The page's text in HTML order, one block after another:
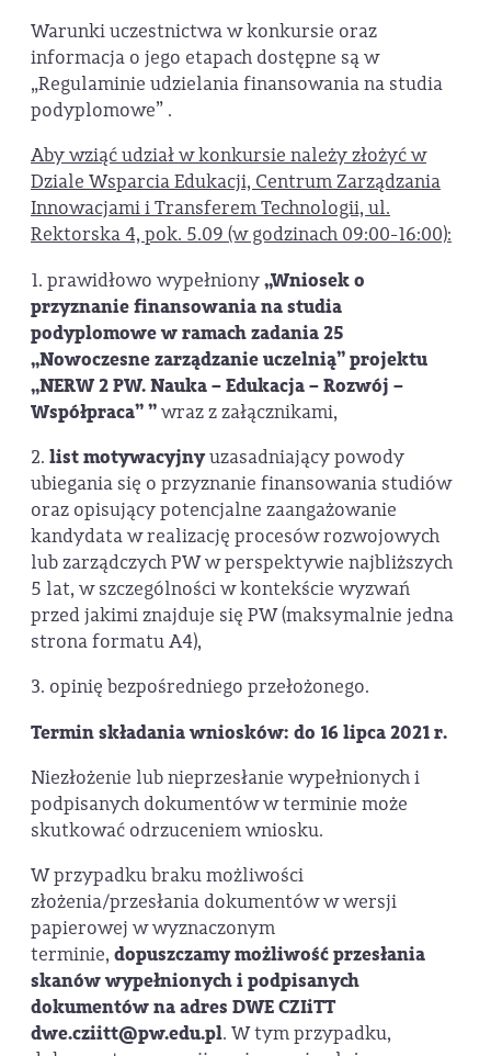
Warunki uczestnictwa w konkursie oraz
informacja o jego etapach dostępne są w
„Regulaminie udzielania finansowania na studia
podyplomowe” .
Aby wziąć udział w konkursie należy złożyć w
Dziale Wsparcia Edukacji, Centrum Zarządzania
Innowacjami i Transferem Technologii, ul.
Rektorska 4, pok. 5.09 (w godzinach 09:00-16:00):
1. prawidłowo wypełniony„Wniosek o
przyznanie finansowania na studia
podyplomowe w ramach zadania 25
„Nowoczesne zarządzanie uczelnią” projektu
„NERW 2 PW. Nauka – Edukacja – Rozwój –
Współpraca” ”wraz z załącznikami,
2. list motywacyjnyuzasadniający powody
ubiegania się o przyznanie finansowania studiów
oraz opisujący potencjalne zaangażowanie
kandydata w realizację procesów rozwojowych
lub zarządczych PW w perspektywie najbliższych
5 lat, w szczególności w kontekście wyzwań
przed jakimi znajduje się PW (maksymalnie jedna
strona formatu A4),
3. opinię bezpośredniego przełożonego.
Termin składania wniosków: do 16 lipca 2021 r.
Niezłożenie lub nieprzesłanie wypełnionych i
podpisanych dokumentów w terminie może
skutkować odrzuceniem wniosku.
W przypadku braku możliwości
złożenia/przesłania dokumentów w wersji
papierowej w wyznaczonym
terminie, dopuszczamy możliwość przesłania
skanów wypełnionych i podpisanych
dokumentów na adres DWE CZIiTT
dwe.cziitt@pw.edu.pl. W tym przypadku,